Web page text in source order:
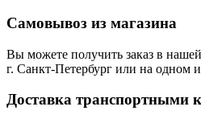
Самовывоз из магазина
Вы можете получить заказ в
г. Санкт-Петербург или на одном
Доставка транспортными